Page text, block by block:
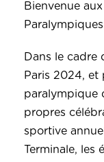
Bienvenue
Dans le cadre
Paris 2024, et
paralympique
propres
sportive
Terminale, les